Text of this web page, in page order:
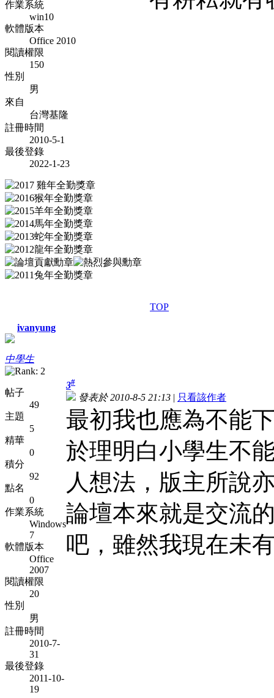
作業系統
win10
軟體版本
Office 2010
閱讀權限
150
性別
男
來自
台灣基隆
註冊時間
2010-5-1
最後登錄
2022-1-23
TOP
ivanyung
中學生
帖子
49
主題
5
精華
0
積分
92
點名
0
作業系統
Windows
7
軟體版本
Office
2007
閱讀權限
20
性別
男
註冊時間
2010-7-
31
最後登錄
2011-10-
19
3#
發表於 2010-8-5 21:13 | 只看該作者
最初我也應為不能
於理明白小學生不
人想法，版主所說
論壇本來就是交流
吧，雖然我現在未